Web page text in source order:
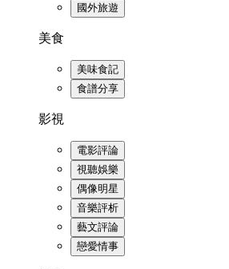
國外旅遊
美食
美味食記
食譜分享
影視
電影評論
視聽娛樂
偶像明星
音樂評析
藝文評論
戀愛情事